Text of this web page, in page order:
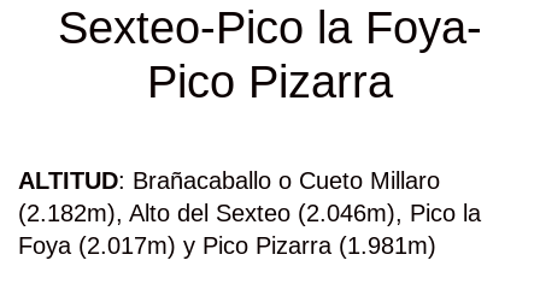
Sexteo-Pico la Foya-
Pico Pizarra
ALTITUD: Brañacaballo o Cueto Millaro
(2.182m), Alto del Sexteo (2.046m), Pico la
Foya (2.017m) y Pico Pizarra (1.981m)